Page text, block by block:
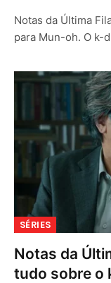
Notas da Última
para Mun-oh. O k-
SÉRIES
Notas da
tudo sobre o